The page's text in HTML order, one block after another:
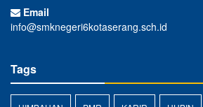
Email
info@smknegeri6kotaserang.sch.id
Tags